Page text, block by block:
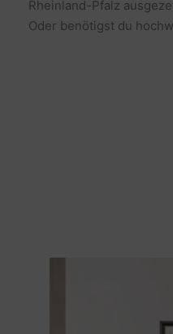
Rheinland-Pfalz
Oder benötigst du